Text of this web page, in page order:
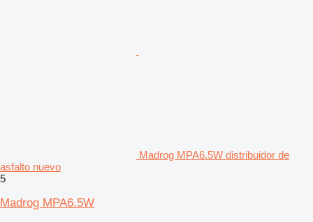
Madrog MPA6.5W distribuidor de
asfalto nuevo
5
Madrog MPA6.5W